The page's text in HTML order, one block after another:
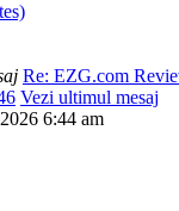
Re: EZG.com
Vezi ultimul mesaj
6:44 am